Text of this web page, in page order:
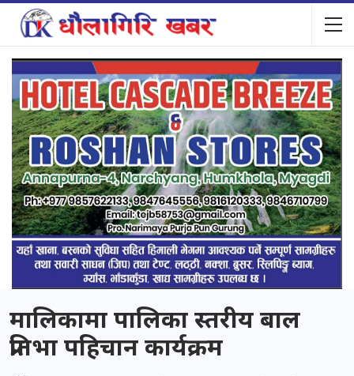
मालिकामा पालिका स्तरीय बाल
प्रतिभा पहिचान कार्यक्रम